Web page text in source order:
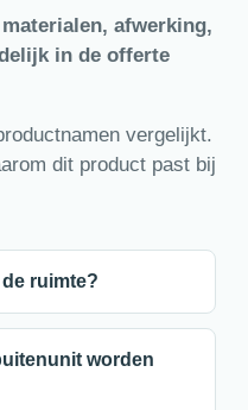
afwerking,
in de offerte
vergelijkt.
dit product past bij
ruimte?
worden